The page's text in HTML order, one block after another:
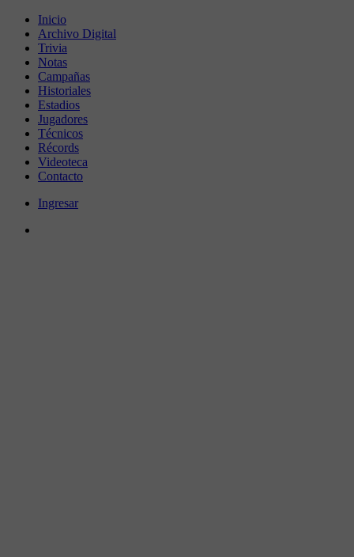
Inicio
Archivo Digital
Trivia
Notas
Campañas
Historiales
Estadios
Jugadores
Técnicos
Récords
Videoteca
Contacto
Ingresar